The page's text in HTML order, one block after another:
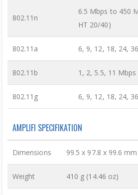
802.11n
6.5 Mbps to 450
HT 20/40)
802.11a 6, 9, 12, 18, 24,
802.11b 1, 2, 5.5, 11 Mbps
802.11g 6, 9, 12, 18, 24,
AMPLIFI SPECIFIKATION
Dimensions 99.5 x 97.8 x 99.6
Weight 410 g (14.46 oz)